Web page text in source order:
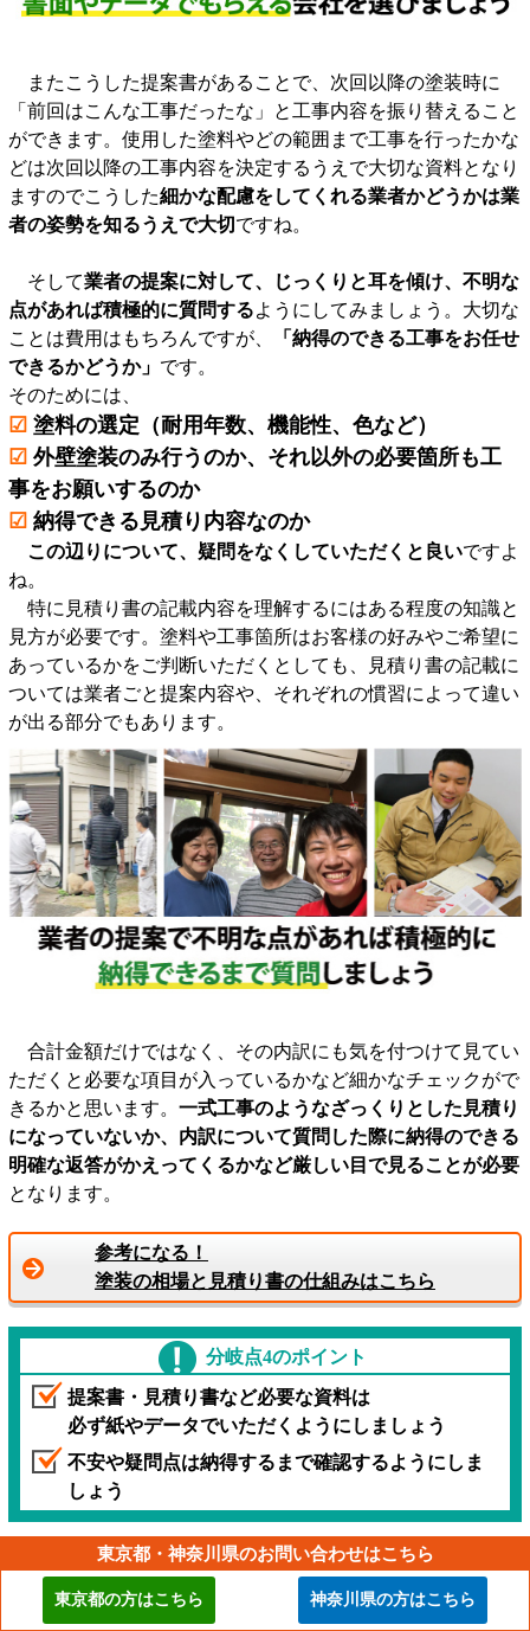
またこうした提案書があることで、次回以降の塗装時に
「前回はこんな工事だったな」と工事内容を振り替えること
ができます。使用した塗料やどの範囲まで工事を行ったかな
どは次回以降の工事内容を決定するうえで大切な資料となり
ますのでこうした細かな配慮をしてくれる業者かどうかは業
者の姿勢を知るうえで大切ですね。
そして業者の提案に対して、じっくりと耳を傾け、不明な
点があれば積極的に質問するようにしてみましょう。大切な
ことは費用はもちろんですが、
「納得のできる工事をお任せ
できるかどうか」 です。
そのためには、
☑ 塗料の選定（耐用年数、機能性、色など）
☑ 外壁塗装のみ行うのか、それ以外の必要箇所も工
事をお願いするのか
☑ 納得できる見積り内容なのか
この辺りについて、疑問をなくしていただくと良いですよ
ね。
特に見積り書の記載内容を理解するにはある程度の知識と
見方が必要です。塗料や工事箇所はお客様の好みやご希望に
あっているかをご判断いただくとしても、見積り書の記載に
ついては業者ごと提案内容や、それぞれの慣習によって違い
が出る部分でもあります。
合計金額だけではなく、その内訳にも気を付つけて見てい
ただくと必要な項目が入っているかなど細かなチェックがで
きるかと思います。 一式工事のようなざっくりとした見積り
になっていないか、内訳について質問した際に納得のできる
明確な返答がかえってくるかなど厳しい目で見ることが必要
となります。
参考になる！
塗装の相場と見積り書の仕組みはこちら
分岐点4のポイント
提案書・見積り書など必要な資料は
必ず紙やデータでいただくようにしましょう
不安や疑問点は納得するまで確認するようにしま
しょう
東京都・神奈川県のお問い合わせはこちら
東京都の方はこちら 神奈川県の方はこちら